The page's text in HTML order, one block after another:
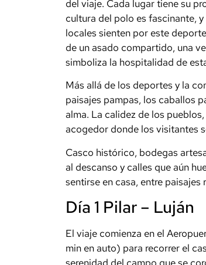
del viaje. Cada lugar tiene su
cultura del polo es fascinante,
locales sienten por este
de un asado compartido, una
simboliza la hospitalidad de
Más allá de los deportes y la
paisajes pampas, los caballos
alma. La calidez de los
acogedor donde los visitantes
Casco histórico, bodegas
al descanso y calles que aún
sentirse en casa, entre
Día 1 Pilar – Luján
El viaje comienza en el
min en auto) para recorrer el